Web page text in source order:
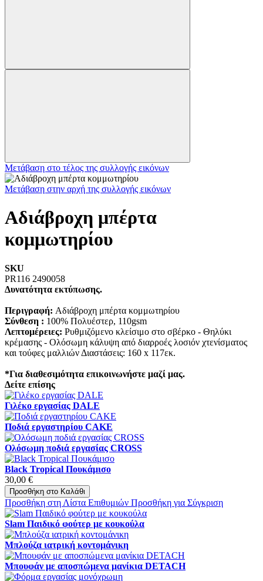
Μετάβαση στο τέλος της συλλογής εικόνων
Μετάβαση στην αρχή της συλλογής εικόνων
Αδιάβροχη μπέρτα
κομμωτηρίου
SKU
PR116 2490058
Δυνατότητα εκτύπωσης.
Περιγραφή: Αδιάβροχη μπέρτα κομμωτηρίου
Σύνθεση : 100% Πολυέστερ, 110gsm
Λεπτομέρειες: Ρυθμιζόμενο κλείσιμο στο σβέρκο - Θηλύκι
κρέμασης - Ολόσωμη κάλυψη από διαρροές λοσιόν χτενίσματος
και τούφες μαλλιών Διαστάσεις: 160 x 117εκ.
*Για διαθεσιμότητα επικοινωνήστε μαζί μας.
Δείτε επίσης
Γιλέκο εργασίας DALE
Ποδιά εργαστηρίου CAKE
Ολόσωμη ποδιά εργασίας CROSS
Black Tropical Πουκάμισο
30,00 €
Προσθήκη στο Καλάθι
Προσθήκη στη Λίστα Επιθυμιών Προσθήκη για Σύγκριση
Slam Παιδικό φούτερ με κουκούλα
Μπλούζα ιατρική κοντομάνικη
Μπουφάν με αποσπώμενα μανίκια DETACH